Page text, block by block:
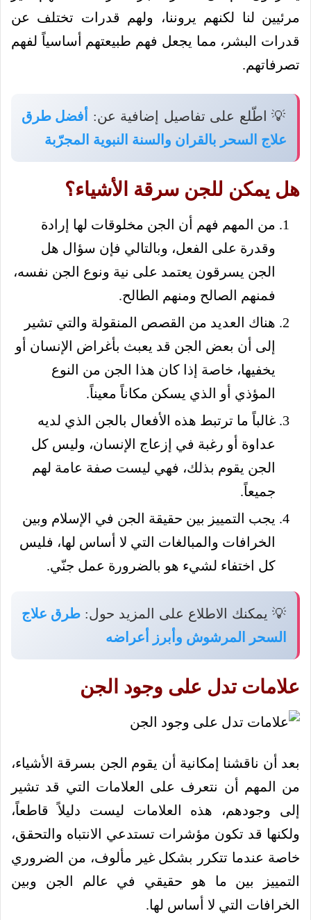
مرئيين لنا لكنهم يروننا، ولهم قدرات تختلف عن
قدرات البشر، مما يجعل فهم طبيعتهم أساسياً لفهم
تصرفاتهم.
💡 اطّلع على تفاصيل إضافية عن:
أفضل طرق
علاج السحر بالقران والسنة النبوية المجرّبة
هل يمكن للجن سرقة الأشياء؟
من المهم فهم أن الجن مخلوقات لها إرادة
وقدرة على الفعل، وبالتالي فإن سؤال هل
الجن يسرقون يعتمد على نية ونوع الجن نفسه،
فمنهم الصالح ومنهم الطالح.
هناك العديد من القصص المنقولة والتي تشير
إلى أن بعض الجن قد يعبث بأغراض الإنسان أو
يخفيها، خاصة إذا كان هذا الجن من النوع
المؤذي أو الذي يسكن مكاناً معيناً.
غالباً ما ترتبط هذه الأفعال بالجن الذي لديه
عداوة أو رغبة في إزعاج الإنسان، وليس كل
الجن يقوم بذلك، فهي ليست صفة عامة لهم
جميعاً.
يجب التمييز بين حقيقة الجن في الإسلام وبين
الخرافات والمبالغات التي لا أساس لها، فليس
كل اختفاء لشيء هو بالضرورة عمل جنّي.
💡 يمكنك الاطلاع على المزيد حول: طرق علاج
السحر المرشوش وأبرز أعراضه
علامات تدل على وجود الجن
بعد أن ناقشنا إمكانية أن يقوم الجن بسرقة الأشياء،
من المهم أن نتعرف على العلامات التي قد تشير
إلى وجودهم، هذه العلامات ليست دليلاً قاطعاً،
ولكنها قد تكون مؤشرات تستدعي الانتباه والتحقق،
خاصة عندما تتكرر بشكل غير مألوف، من الضروري
التمييز بين ما هو حقيقي في عالم الجن وبين
الخرافات التي لا أساس لها.